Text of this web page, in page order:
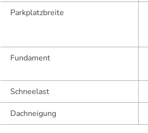
Parkplatzbreite
Fundament
Schneelast
Dachneigung